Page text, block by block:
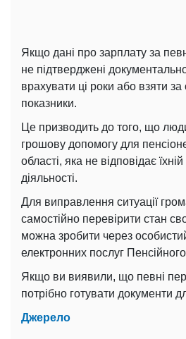
Якщо дані про зарплату за
не підтверджені
врахувати ці роки або взяти за
показники.
Це призводить до того, що
грошову допомогу для
області, яка не відповідає
діяльності.
Для виправлення ситуації
самостійно перевірити стан
можна зробити через
електронних послуг
Якщо ви виявили, що певні
потрібно готувати документи
Джерело